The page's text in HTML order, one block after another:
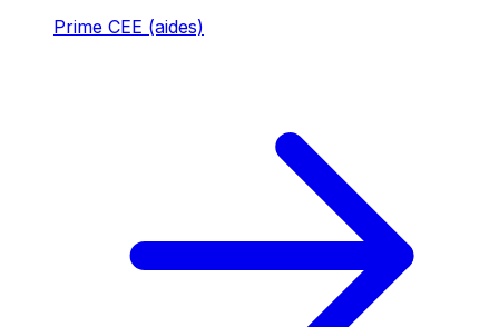
Prime CEE (aides)